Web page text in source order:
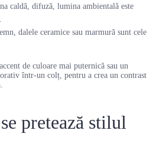
caldă, difuză, lumina ambientală este
dalele ceramice sau marmură sunt cele
de culoare mai puternică sau un
într-un colț, pentru a crea un contrast
pretează stilul